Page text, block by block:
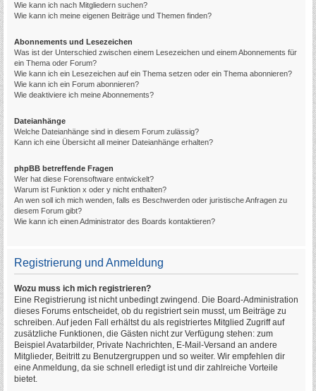
Wie kann ich nach Mitgliedern suchen?
Wie kann ich meine eigenen Beiträge und Themen finden?
Abonnements und Lesezeichen
Was ist der Unterschied zwischen einem Lesezeichen und einem Abonnements für
ein Thema oder Forum?
Wie kann ich ein Lesezeichen auf ein Thema setzen oder ein Thema abonnieren?
Wie kann ich ein Forum abonnieren?
Wie deaktiviere ich meine Abonnements?
Dateianhänge
Welche Dateianhänge sind in diesem Forum zulässig?
Kann ich eine Übersicht all meiner Dateianhänge erhalten?
phpBB betreffende Fragen
Wer hat diese Forensoftware entwickelt?
Warum ist Funktion x oder y nicht enthalten?
An wen soll ich mich wenden, falls es Beschwerden oder juristische Anfragen zu
diesem Forum gibt?
Wie kann ich einen Administrator des Boards kontaktieren?
Registrierung und Anmeldung
Wozu muss ich mich registrieren?
Eine Registrierung ist nicht unbedingt zwingend. Die Board-Administration
dieses Forums entscheidet, ob du registriert sein musst, um Beiträge zu
schreiben. Auf jeden Fall erhältst du als registriertes Mitglied Zugriff auf
zusätzliche Funktionen, die Gästen nicht zur Verfügung stehen: zum
Beispiel Avatarbilder, Private Nachrichten, E-Mail-Versand an andere
Mitglieder, Beitritt zu Benutzergruppen und so weiter. Wir empfehlen dir
eine Anmeldung, da sie schnell erledigt ist und dir zahlreiche Vorteile
bietet.